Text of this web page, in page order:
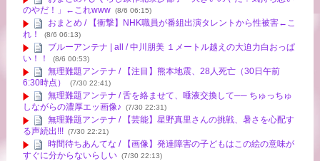
のやだ！」←これwww (8/6 06:15)
おまとめ / 【衝撃】NHK職員が番組出演タレントから性被害←こ
れ！
(8/6 06:13)
ブルーアンテナ | all / 中川朋美 １メートル越えの大迫力白おっぱ
い！！
(8/6 00:53)
無理難題アンテナ / 【注目】熊本地震、28人死亡（30日午前
6:30時点）
(7/30 22:41)
無理難題アンテナ / 舌を絡ませて、唾液交換して── ちゅっちゅ
しながらの濃厚エッ画像♪
(7/30 22:31)
無理難題アンテナ / 【芸能】星野真里さんの挑戦、暑さを心配す
る声続出!!! (7/30 22:21)
時間待ちあんてな / 【画像】発達障害の子どもはこの絵の意味が
すぐに分からないらしい (7/30 22:13)